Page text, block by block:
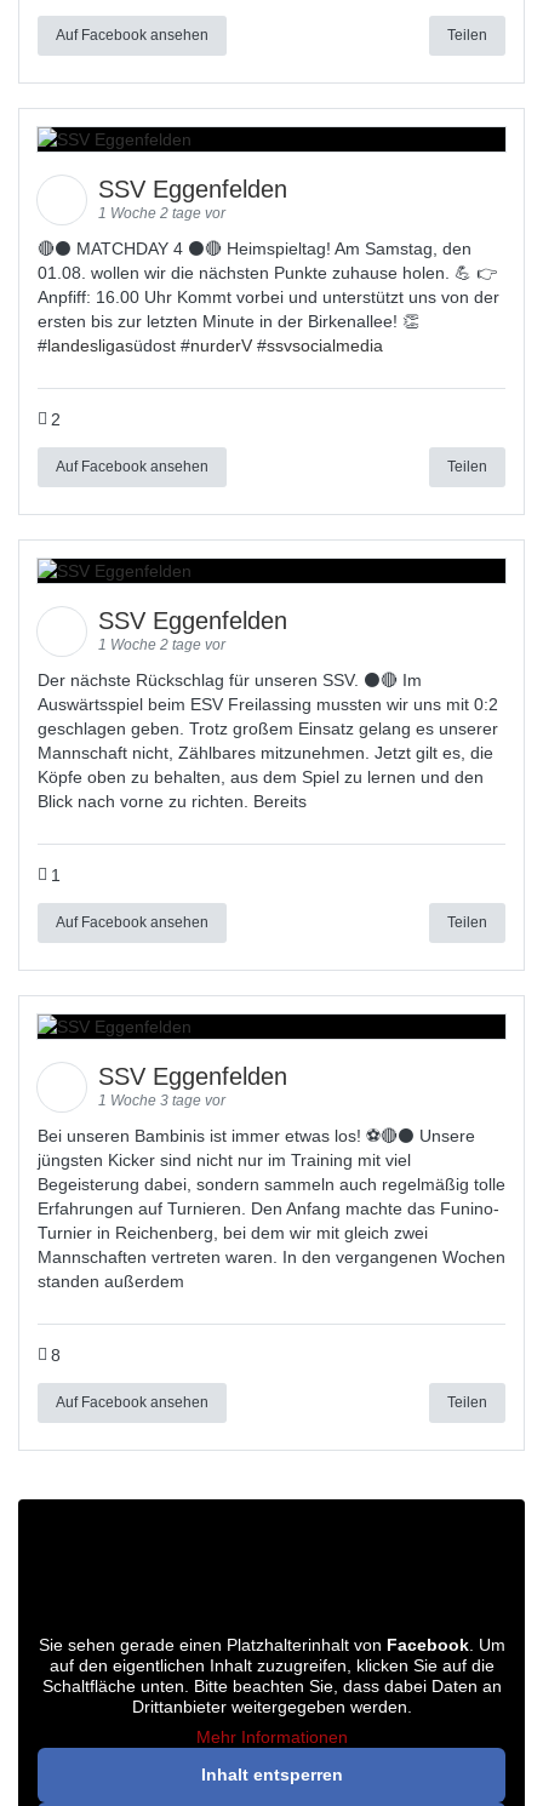
Auf Facebook ansehen Teilen
SSV Eggenfelden
1 Woche 2 tage vor
🔴⚫ MATCHDAY 4 ⚫🔴 Heimspieltag! Am Samstag, den
01.08. wollen wir die nächsten Punkte zuhause holen. 💪 👉
Anpfiff: 16.00 Uhr Kommt vorbei und unterstützt uns von der
ersten bis zur letzten Minute in der Birkenallee! 👏
#landesligasüdost #nurderV #ssvsocialmedia
2
Auf Facebook ansehen Teilen
SSV Eggenfelden
1 Woche 2 tage vor
Der nächste Rückschlag für unseren SSV. ⚫🔴 Im
Auswärtsspiel beim ESV Freilassing mussten wir uns mit 0:2
geschlagen geben. Trotz großem Einsatz gelang es unserer
Mannschaft nicht, Zählbares mitzunehmen. Jetzt gilt es, die
Köpfe oben zu behalten, aus dem Spiel zu lernen und den
Blick nach vorne zu richten. Bereits
1
Auf Facebook ansehen Teilen
SSV Eggenfelden
1 Woche 3 tage vor
Bei unseren Bambinis ist immer etwas los! ⚽️🔴⚫ Unsere
jüngsten Kicker sind nicht nur im Training mit viel
Begeisterung dabei, sondern sammeln auch regelmäßig tolle
Erfahrungen auf Turnieren. Den Anfang machte das Funino-
Turnier in Reichenberg, bei dem wir mit gleich zwei
Mannschaften vertreten waren. In den vergangenen Wochen
standen außerdem
8
Auf Facebook ansehen Teilen
Sie sehen gerade einen Platzhalterinhalt von Facebook. Um
auf den eigentlichen Inhalt zuzugreifen, klicken Sie auf die
Schaltfläche unten. Bitte beachten Sie, dass dabei Daten an
Drittanbieter weitergegeben werden.
Mehr Informationen
Inhalt entsperren